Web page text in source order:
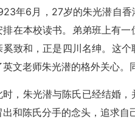
年6月，27岁的朱光潜自
排在本校读书。弟弟班上有
奚致和，正是四川名绅。这
英文老师朱光潜的格外关心。
时，朱光潜与陈氏已经结婚
出和陈氏分手的念头，追求自